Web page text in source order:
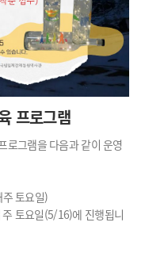
프로그램
로그램을 다음과 같이 운영
토요일)
토요일(5/16)에 진행됩니